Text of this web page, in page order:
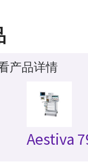
产品详情
Aestiva